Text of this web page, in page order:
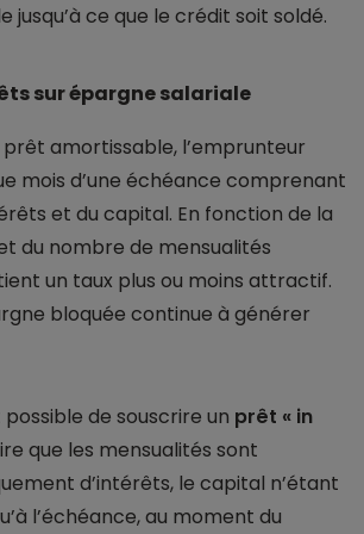
jusqu’à ce que le crédit soit soldé.
sur épargne salariale
prêt amortissable, l’emprunteur
mois d’une échéance comprenant
et du capital. En fonction de la
du nombre de mensualités
un taux plus ou moins attractif.
bloquée continue à générer
de souscrire un prêt « in
que les mensualités sont
d’intérêts, le capital n’étant
l’échéance, au moment du